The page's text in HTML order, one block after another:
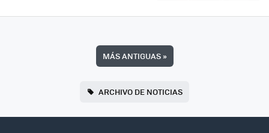
MÁS ANTIGUAS»
ARCHIVO DE NOTICIAS